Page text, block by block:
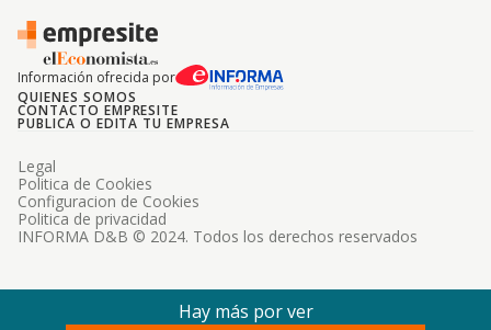
Información ofrecida por
QUIENES SOMOS
CONTACTO EMPRESITE
PUBLICA O EDITA TU EMPRESA
INFORMA D&B © 2024. Todos los derechos reservados
Legal
Politica de Cookies
Configuracion de Cookies
Politica de privacidad
Hay más por ver